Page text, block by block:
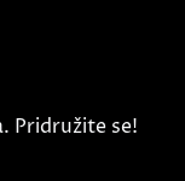
Pridružite se!